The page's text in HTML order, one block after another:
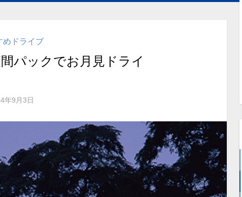
めドライブ
パックでお月見ドライ
年9月3日